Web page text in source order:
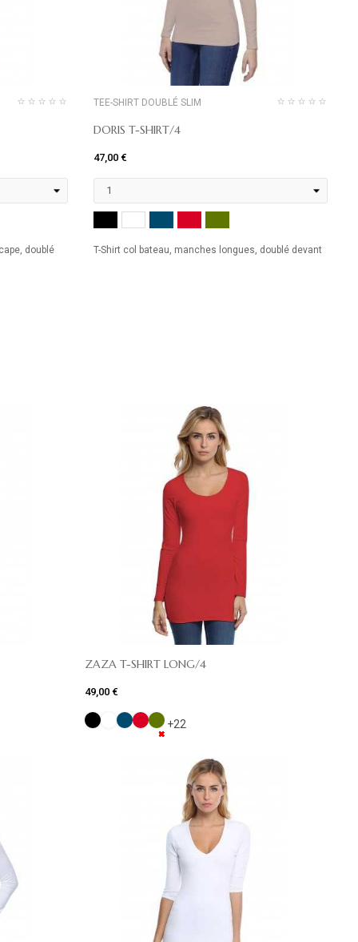
doublé
TEE-SHIRT DOUBLÉ SLIM
DORIS T-SHIRT/4
47,00 €
T-Shirt col bateau, manches longues, doublé devant
ZAZA T-SHIRT LONG/4
49,00 €
✖
✖
✖
✖
✖
✖
✖
✖
✖
✖
+22